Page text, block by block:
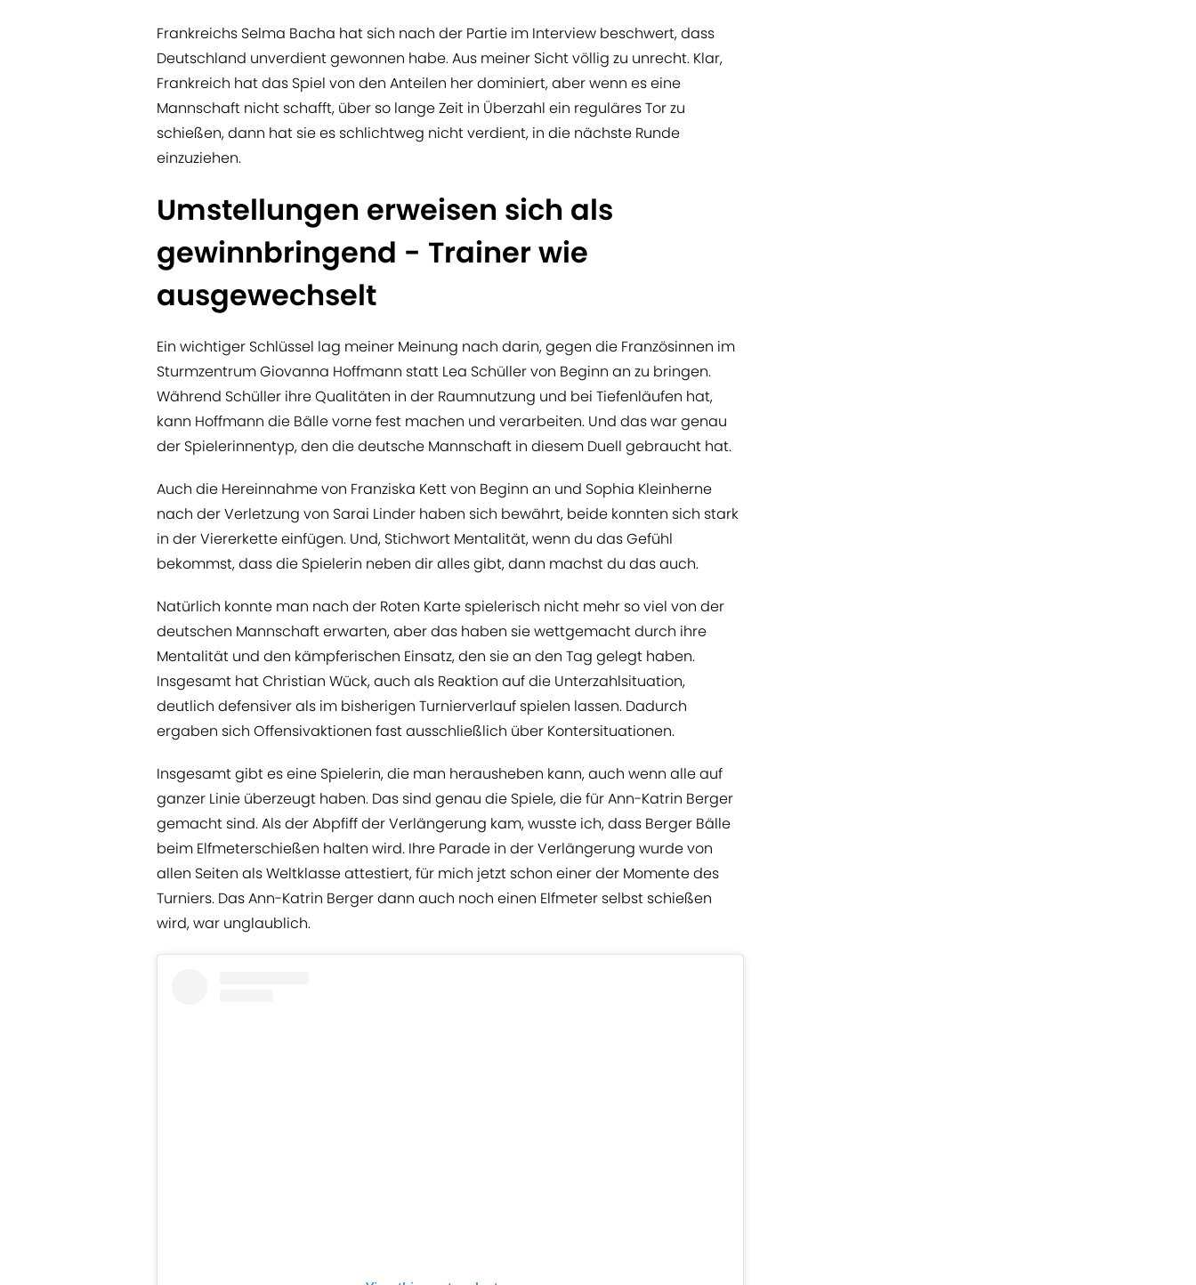
Frankreichs Selma Bacha hat sich nach der Partie im Interview beschwert, dass
Deutschland unverdient gewonnen habe. Aus meiner Sicht völlig zu unrecht. Klar,
Frankreich hat das Spiel von den Anteilen her dominiert, aber wenn es eine
Mannschaft nicht schafft, über so lange Zeit in Überzahl ein reguläres Tor zu
schießen, dann hat sie es schlichtweg nicht verdient, in die nächste Runde
einzuziehen.
Umstellungen erweisen sich als
gewinnbringend - Trainer wie
ausgewechselt
Ein wichtiger Schlüssel lag meiner Meinung nach darin, gegen die Französinnen im
Sturmzentrum Giovanna Hoffmann statt Lea Schüller von Beginn an zu bringen.
Während Schüller ihre Qualitäten in der Raumnutzung und bei Tiefenläufen hat,
kann Hoffmann die Bälle vorne fest machen und verarbeiten. Und das war genau
der Spielerinnentyp, den die deutsche Mannschaft in diesem Duell gebraucht hat.
Auch die Hereinnahme von Franziska Kett von Beginn an und Sophia Kleinherne
nach der Verletzung von Sarai Linder haben sich bewährt, beide konnten sich stark
in der Viererkette einfügen. Und, Stichwort Mentalität, wenn du das Gefühl
bekommst, dass die Spielerin neben dir alles gibt, dann machst du das auch.
Natürlich konnte man nach der Roten Karte spielerisch nicht mehr so viel von der
deutschen Mannschaft erwarten, aber das haben sie wettgemacht durch ihre
Mentalität und den kämpferischen Einsatz, den sie an den Tag gelegt haben.
Insgesamt hat Christian Wück, auch als Reaktion auf die Unterzahlsituation,
deutlich defensiver als im bisherigen Turnierverlauf spielen lassen. Dadurch
ergaben sich Offensivaktionen fast ausschließlich über Kontersituationen.
Insgesamt gibt es eine Spielerin, die man herausheben kann, auch wenn alle auf
ganzer Linie überzeugt haben. Das sind genau die Spiele, die für Ann-Katrin Berger
gemacht sind. Als der Abpfiff der Verlängerung kam, wusste ich, dass Berger Bälle
beim Elfmeterschießen halten wird. Ihre Parade in der Verlängerung wurde von
allen Seiten als Weltklasse attestiert, für mich jetzt schon einer der Momente des
Turniers. Das Ann-Katrin Berger dann auch noch einen Elfmeter selbst schießen
wird, war unglaublich.